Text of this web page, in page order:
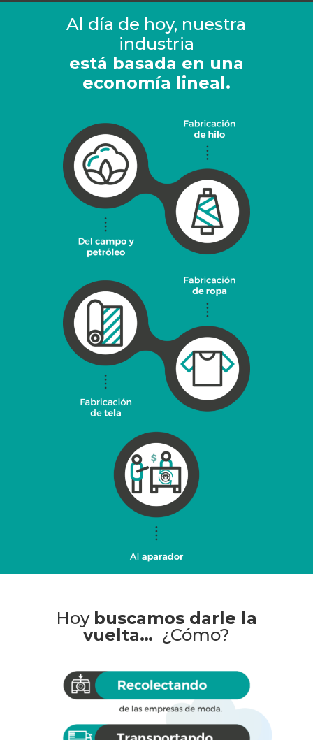
Al día de hoy, nuestra
industria
está basada en una
economía lineal.
Hoy buscamos darle la
vuelta… ¿Cómo?